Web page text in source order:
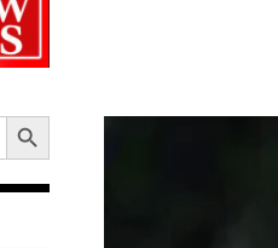
Search Button